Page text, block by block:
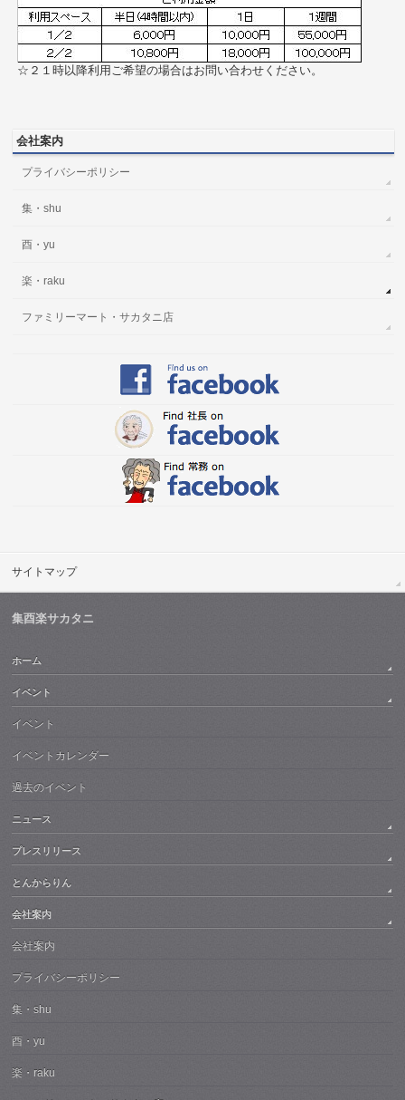
☆２１時以降利用ご希望の場合はお問い合わせください。
会社案内
プライバシーポリシー
集・shu
酉・yu
楽・raku
ファミリーマート・サカタニ店
サイトマップ
集酉楽サカタニ
ホーム
イベント
イベント
イベントカレンダー
過去のイベント
ニュース
プレスリリース
とんからりん
会社案内
会社案内
プライバシーポリシー
集・shu
酉・yu
楽・raku